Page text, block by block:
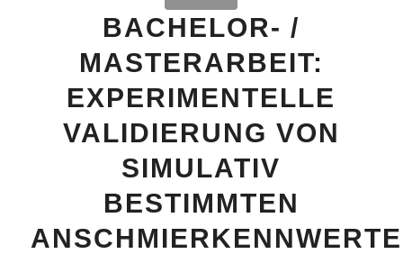
BACHELOR- /
MASTERARBEIT:
EXPERIMENTELLE
VALIDIERUNG VON
SIMULATIV
BESTIMMTEN